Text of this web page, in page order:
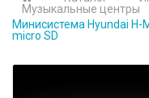
Музыкальные центры
Минисистема Hyundai H-
micro SD